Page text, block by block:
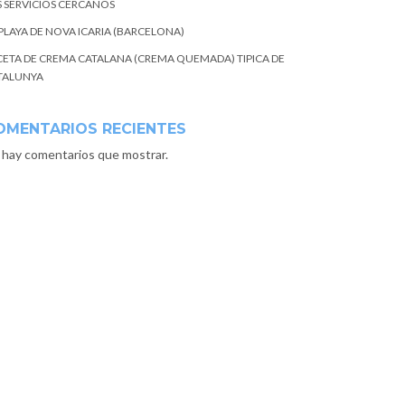
SERVICIOS CERCANOS
DE NOVA ICARIA (BARCELONA)
DE CREMA CATALANA (CREMA QUEMADA) TIPICA DE
RECIENTES
comentarios que mostrar.